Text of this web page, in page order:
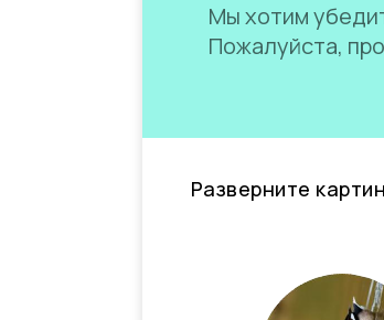
Мы хотим
Пожалуйста,
Разверните